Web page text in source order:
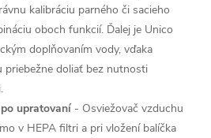
kalibráciu parného či sacieho
oboch funkcií. Ďalej je Unico
doplňovaním vody, vďaka
priebežne doliať bez nutnosti
upratovaní - Osviežovač vzduchu
v HEPA filtri a pri vložení balíčka